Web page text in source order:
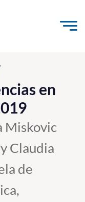
en
Miskovic
Claudia
de